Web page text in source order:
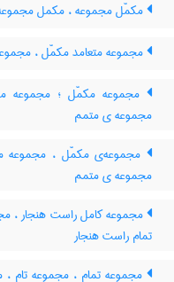
مکمّل مجموعه ، مکمل
مجموعه متعامد مکمّل ،
مجموعه مکمّل ؛ مجموعه
مجموعه ی متمم
مجموعه‌ی مکمّل ، مجموعه
مجموعه ی متمم
مجموعه کامل راست هنجار ،
تمام راست هنجار
مجموعه تمام ، مجموعه تام